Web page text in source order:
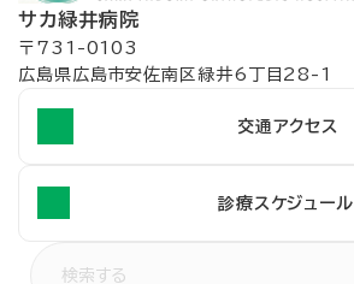
サカ緑井病院
〒731-0103
広島県広島市安佐南区緑井6丁目28-1
交通アクセス
診療スケジュール